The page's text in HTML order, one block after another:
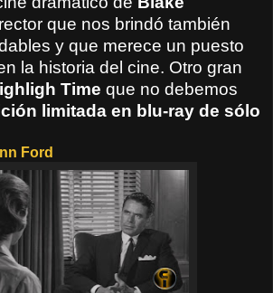
que nos brindó también
y que merece un puesto
la historia del cine. Otro gran
Time que no debemos
limitada en blu-ray de sólo
Ford